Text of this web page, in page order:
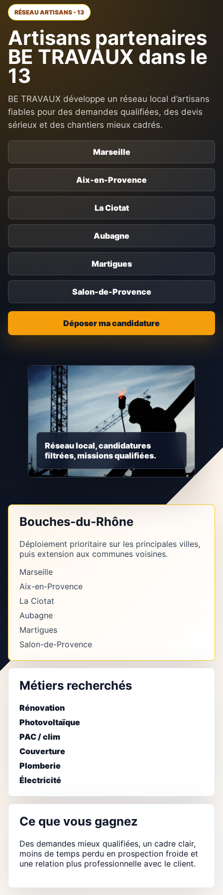
RÉSEAU ARTISANS - 13
Artisans partenaires
BE TRAVAUX dans le
13
BE TRAVAUX développe un réseau local d’artisans
fiables pour des demandes qualifiées, des devis
sérieux et des chantiers mieux cadrés.
Marseille
Aix-en-Provence
La Ciotat
Aubagne
Martigues
Salon-de-Provence
Déposer ma candidature
Réseau local, candidatures
filtrées, missions qualifiées.
Bouches-du-Rhône
Déploiement prioritaire sur les principales villes,
puis extension aux communes voisines.
Marseille
Aix-en-Provence
La Ciotat
Aubagne
Martigues
Salon-de-Provence
Métiers recherchés
Rénovation
Photovoltaïque
PAC / clim
Couverture
Plomberie
Électricité
Ce que vous gagnez
Des demandes mieux qualifiées, un cadre clair,
moins de temps perdu en prospection froide et
une relation plus professionnelle avec le client.